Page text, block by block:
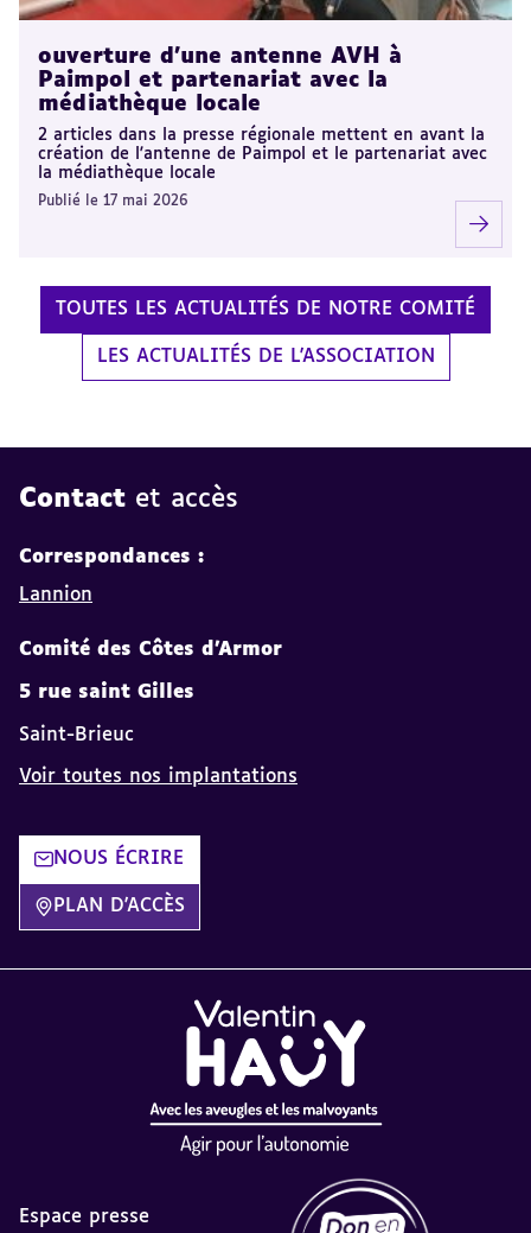
ouverture d'une antenne AVH à
Paimpol et partenariat avec la
médiathèque locale
2 articles dans la presse régionale mettent en avant la
création de l'antenne de Paimpol et le partenariat avec
la médiathèque locale
Publié le 17 mai 2026
TOUTES LES ACTUALITÉS DE NOTRE COMITÉ
LES ACTUALITÉS DE L'ASSOCIATION
Contact et accès
Correspondances :
Lannion
Comité des Côtes d'Armor
5 rue saint Gilles
Saint-Brieuc
Voir toutes nos implantations
NOUS ÉCRIRE
PLAN D'ACCÈS
Espace presse